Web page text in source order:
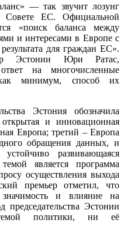
— так звучит лозунг
в Совете ЕС. Официальной
«поиск баланса между
и интересами в Европе с
для граждан ЕС».
Эстонии Юри Ратас,
на многочисленные
минимум, способ их
Эстония обозначила
и инновационная
Европа; третий – Европа
обращения данных, и
развивающаяся
является программа
осуществления выхода
премьер отметил, что
и влияние на
председательства Эстонии
политики, ни её